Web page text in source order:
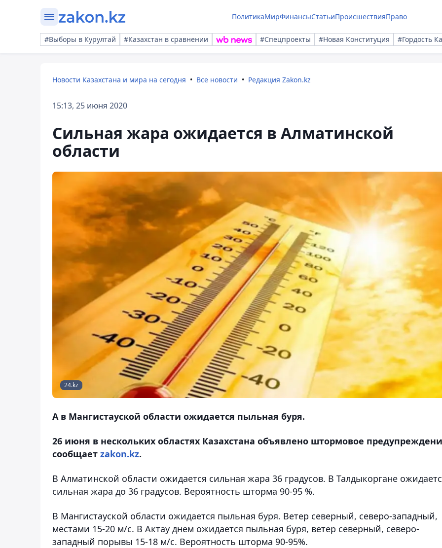
ПолитикаМирФинансыСтатьиПроисшествияПраво
#Выборы в Курултай #Казахстан в сравнении #Спецпроекты #Новая Конституция #Гордость
Новости Казахстана и мира на сегодня Все новости Редакция Zakon.kz
15:13, 25 июня 2020
Сильная жара ожидается в Алматинской
области
24.kz
А в Мангистауской области ожидается пыльная буря.
26 июня в нескольких областях Казахстана объявлено штормовое
сообщает zakon.kz.
В Алматинской области ожидается сильная жара 36 градусов. В Талдыкоргане
сильная жара до 36 градусов. Вероятность шторма 90-95 %.
В Мангистауской области ожидается пыльная буря. Ветер северный, северо-западный,
местами 15-20 м/с. В Актау днем ожидается пыльная буря, ветер северный, северо-
западный порывы 15-18 м/с. Вероятность шторма 90-95%.